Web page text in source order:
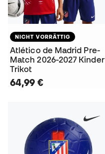
NICHT VORRÄTTIG
Atlético de Madrid Pre-
Match 2026-2027 Kinder
Trikot
64,99 €